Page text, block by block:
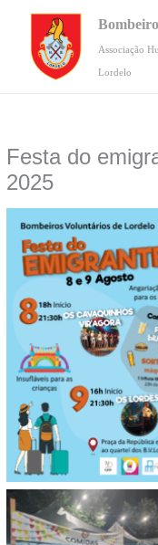
content
Associação
Lordelo
Festa do
2025